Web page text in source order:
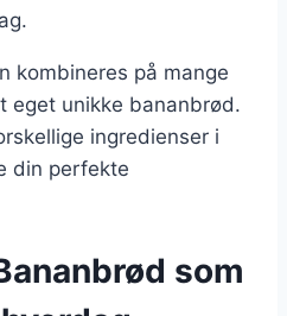
kombineres på mange
eget unikke bananbrød.
ingredienser i
din perfekte
som